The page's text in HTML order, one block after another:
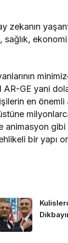
zekanın
GE yani
en önemli
animasyon
bir yapı